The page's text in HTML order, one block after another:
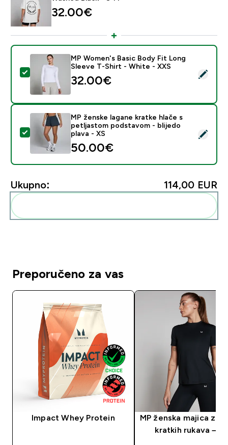
32.00€‎
Odaberi ovaj proizvod - MP Women's Basic Body Fit
MP Women's Basic Body Fit Long
Sleeve T-Shirt - White - XXS
32.00€‎
Odaberi ovaj proizvod - MP ženske lagane kratke
MP ženske lagane kratke hlače s
petljastom podstavom - blijedo
plava - XS
50.00€‎
Ukupno: 114,00 EUR‎
Preporučeno za vas
Impact Whey Protein
MP ženska majica za
kratkih rukava –